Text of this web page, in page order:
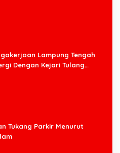
Lampung Tengah
Dengan Kejari Tulang
Tukang Parkir Menurut